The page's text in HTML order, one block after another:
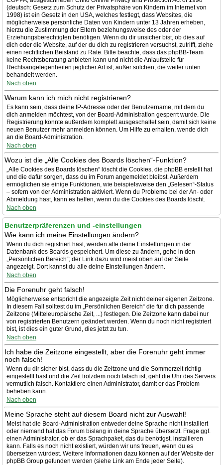
(deutsch: Gesetz zum Schutz der Privatsphäre von Kindern im Internet von
1998) ist ein Gesetz in den USA, welches festlegt, dass Websites, die
möglicherweise persönliche Daten von Kindern unter 13 Jahren erheben,
hierzu die Zustimmung der Eltern beziehungsweise des oder der
Erziehungsberechtigten benötigen. Wenn du dir unsicher bist, ob dies auf
dich oder die Website, auf der du dich zu registrieren versuchst, zutrifft, ziehe
einen rechtlichen Beistand zu Rate. Bitte beachte, dass das phpBB-Team
keine Rechtsberatung anbieten kann und nicht die Anlaufstelle für
Rechtsangelegenheiten jeglicher Art ist; außer solchen, die weiter unten
behandelt werden.
Nach oben
Warum kann ich mich nicht registrieren?
Es kann sein, dass deine IP-Adresse oder der Benutzername, mit dem du
dich anmelden möchtest, von der Board-Administration gesperrt wurde. Die
Registrierung könnte außerdem komplett ausgeschaltet sein, damit sich keine
neuen Benutzer mehr anmelden können. Um Hilfe zu erhalten, wende dich
an die Board-Administration.
Nach oben
Wozu ist die „Alle Cookies des Boards löschen“-Funktion?
„Alle Cookies des Boards löschen“ löscht die Cookies, die phpBB erstellt hat
und die dafür sorgen, dass du im Forum angemeldet bleibst. Außerdem
ermöglichen sie einige Funktionen, wie beispielsweise den „Gelesen“-Status
– sofern von der Administration aktiviert. Wenn du Probleme bei der An- oder
Abmeldung hast, kann es helfen, wenn du die Cookies des Boards löscht.
Nach oben
Benutzerpräferenzen und -einstellungen
Wie kann ich meine Einstellungen ändern?
Wenn du dich registriert hast, werden alle deine Einstellungen in der
Datenbank des Boards gespeichert. Um diese zu ändern, gehe in den
„Persönlichen Bereich“; der Link dazu wird meist oben auf der Seite
angezeigt. Dort kannst du alle deine Einstellungen ändern.
Nach oben
Die Forenuhr geht falsch!
Möglicherweise entspricht die angezeigte Zeit nicht deiner eigenen Zeitzone.
In diesem Fall solltest du im „Persönlichen Bereich“ die für dich passende
Zeitzone (Mitteleuropäische Zeit, ...) festlegen. Die Zeitzone kann dabei nur
von registrierten Benutzern geändert werden. Wenn du noch nicht registriert
bist, ist dies ein guter Grund, dies jetzt zu tun.
Nach oben
Ich habe die Zeitzone eingestellt, aber die Forenuhr geht immer
noch falsch!
Wenn du dir sicher bist, dass du die Zeitzone und die Sommerzeit richtig
eingestellt hast und die Zeit trotzdem noch falsch ist, geht die Uhr des Servers
vermutlich falsch. Kontaktiere einen Administrator, damit er das Problem
beheben kann.
Nach oben
Meine Sprache steht auf diesem Board nicht zur Auswahl!
Meist hat die Board-Administration entweder deine Sprache nicht installiert
oder niemand hat das Forum bislang in deine Sprache übersetzt. Frage ggf.
einen Administrator, ob er das Sprachpaket, das du benötigst, installieren
kann. Falls es noch nicht existiert, würden wir uns freuen, wenn du es
übersetzen würdest. Weitere Informationen dazu können auf der Website der
phpBB Group gefunden werden (siehe Link am Ende jeder Seite).